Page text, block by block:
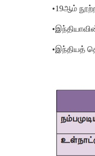
•19ஆம்
•இந்தியத்